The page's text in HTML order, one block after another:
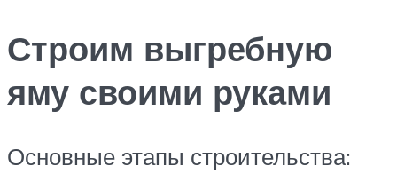
Строим выгребную
яму своими руками
Основные этапы строительства: